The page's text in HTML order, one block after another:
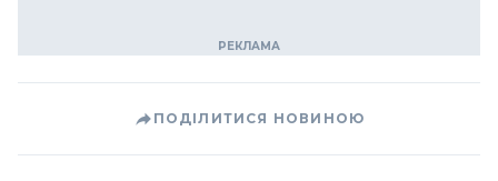
ПОДІЛИТИСЯ НОВИНОЮ